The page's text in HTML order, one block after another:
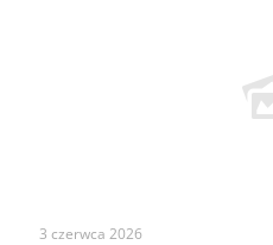
3 czerwca 2026